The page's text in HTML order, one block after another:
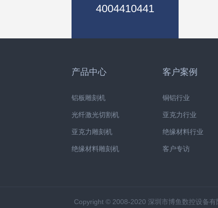
4004410441
产品中心
铝板雕刻机
光纤激光切割机
亚克力雕刻机
绝缘材料雕刻机
客户案例
铜铝行业
亚克力行业
绝缘材料行业
客户专访
Copyright © 2008-2020 深圳市博鱼数控设备有